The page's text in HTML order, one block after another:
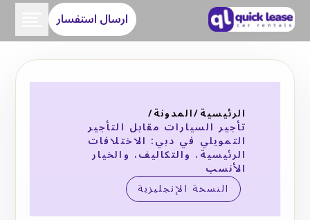
ارسال استفسار
الرئيسية/المدونة/
تأجير السيارات مقابل التأجير
التمويلي في دبي: الاختلافات
الرئيسية، والتكاليف، والخيار
الأنسب
النسخة الإنجليزية